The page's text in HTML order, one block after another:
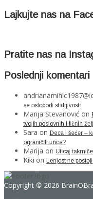
Lajkujte nas na
Pratite nas na
Poslednji komentari
se oslobodi stidljivosti
Marija Stevanović on
tvojih poslovnih i ličnih
Sara on Deca i šećer –
ograničiti unos?
Marija on Uticaj
Kiki on Lenjost ne
Copyright © 2026